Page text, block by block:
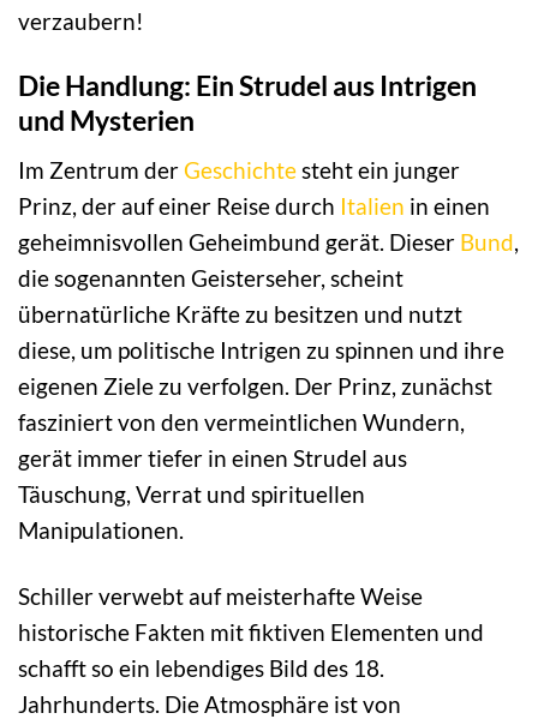
verzaubern!
Die Handlung: Ein Strudel aus Intrigen
und Mysterien
Im Zentrum derGeschichtesteht ein junger
Prinz, der auf einer Reise durch Italien in einen
geheimnisvollen Geheimbund gerät. Dieser Bund,
die sogenannten Geisterseher, scheint
übernatürliche Kräfte zu besitzen und nutzt
diese, um politische Intrigen zu spinnen und ihre
eigenen Ziele zu verfolgen. Der Prinz, zunächst
fasziniert von den vermeintlichen Wundern,
gerät immer tiefer in einen Strudel aus
Täuschung, Verrat und spirituellen
Manipulationen.
Schiller verwebt auf meisterhafte Weise
historische Fakten mit fiktiven Elementen und
schafft so ein lebendiges Bild des 18.
Jahrhunderts. Die Atmosphäre ist von